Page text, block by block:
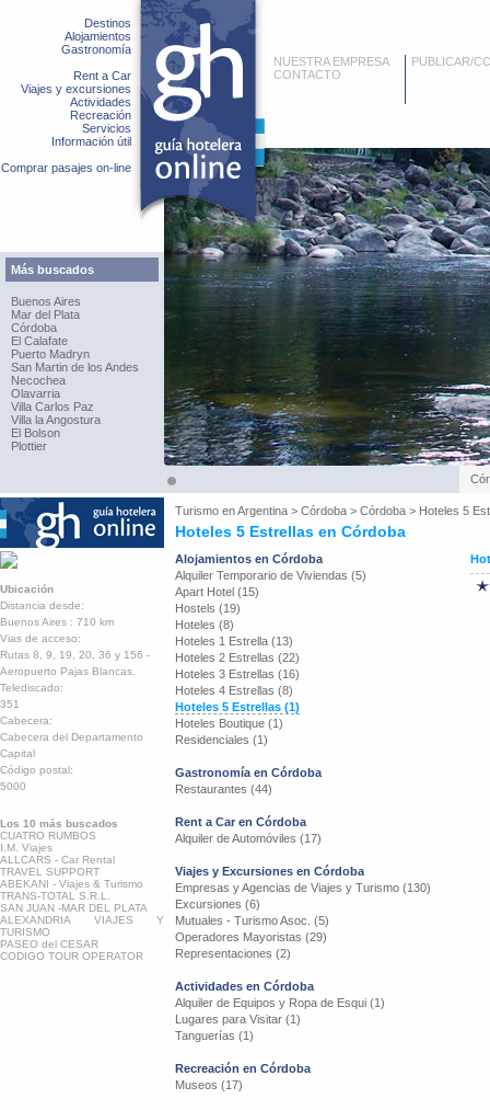
Destinos
Alojamientos
Gastronomía
Rent a Car
Viajes y excursiones
Actividades
Recreación
Servicios
Información útil
Comprar pasajes on-line
Más buscados
Buenos Aires
Mar del Plata
Córdoba
El Calafate
Puerto Madryn
San Martin de los Andes
Necochea
Olavarria
Villa Carlos Paz
Villa la Angostura
El Bolson
Plottier
NUESTRA EMPRESA
CONTACTO
PUBLICAR/
Turismo enArgentina > Córdoba > Córdoba > Hoteles 5
Hoteles 5 Estrellas en Córdoba
Ubicación
Distancia desde:
Buenos Aires : 710 km
Vias de acceso:
Rutas 8, 9, 19, 20, 36 y 156 -
Aeropuerto Pajas Blancas.
Telediscado:
351
Cabecera:
Cabecera del Departamento
Capital
Código postal:
5000
Los 10 más buscados
CUATRO RUMBOS
I.M. Viajes
ALLCARS - Car Rental
TRAVEL SUPPORT
ABEKANI - Viajes & Turismo
TRANS-TOTAL S.R.L.
SAN JUAN -MAR DEL PLATA
ALEXANDRIA VIAJES Y
TURISMO
PASEO del CESAR
CODIGO TOUR OPERATOR
Alojamientos en Córdoba
Alquiler Temporario de Viviendas (5)
Apart Hotel (15)
Hostels (19)
Hoteles (8)
Hoteles 1 Estrella (13)
Hoteles 2 Estrellas (22)
Hoteles 3 Estrellas (16)
Hoteles 4 Estrellas (8)
Hoteles 5 Estrellas (1)
Hoteles Boutique (1)
Residenciales (1)
Gastronomía en Córdoba
Restaurantes (44)
Rent a Car en Córdoba
Alquiler de Automóviles (17)
Viajes y Excursiones en Córdoba
Empresas y Agencias de Viajes y Turismo (130)
Excursiones (6)
Mutuales - Turismo Asoc. (5)
Operadores Mayoristas (29)
Representaciones (2)
Actividades en Córdoba
Alquiler de Equipos y Ropa de Esqui (1)
Lugares para Visitar (1)
Tanguerías (1)
Recreación en Córdoba
Museos (17)